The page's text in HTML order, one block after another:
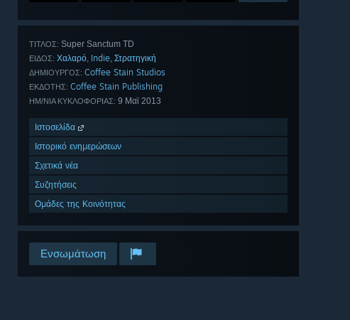
ΤΊΤΛΟΣ: Super Sanctum TD
ΕΊΔΟΣ: Χαλαρό, Indie, Στρατηγική
ΔΗΜΙΟΥΡΓΌΣ: Coffee Stain Studios
ΕΚΔΌΤΗΣ: Coffee Stain Publishing
ΗΜ/ΝΊΑ ΚΥΚΛΟΦΟΡΊΑΣ: 9 Μαϊ 2013
Ιστοσελίδα
Ιστορικό ενημερώσεων
Σχετικά νέα
Συζητήσεις
Ομάδες της Κοινότητας
Ενσωμάτωση